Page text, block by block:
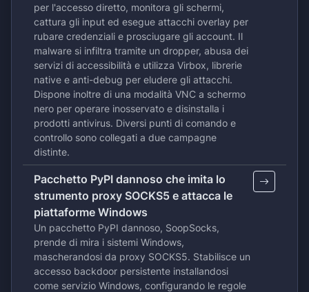
per l'accesso diretto, monitora gli schermi,
cattura gli input ed esegue attacchi overlay per
rubare credenziali e prosciugare gli account. Il
malware si infiltra tramite un dropper, abusa dei
servizi di accessibilità e utilizza Virbox, librerie
native e anti-debug per eludere gli attacchi.
Dispone inoltre di una modalità VNC a schermo
nero per operare inosservato e disinstalla i
prodotti antivirus. Diversi punti di comando e
controllo sono collegati a due campagne
distinte.
Pacchetto PyPI dannoso che imita lo
strumento proxy SOCKS5 e attacca le
piattaforme Windows
Un pacchetto PyPI dannoso, SoopSocks,
prende di mira i sistemi Windows,
mascherandosi da proxy SOCKS5. Stabilisce un
accesso backdoor persistente installandosi
come servizio Windows, configurando le regole